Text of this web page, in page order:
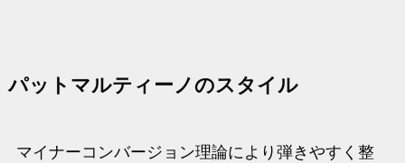
パットマルティーノのスタイル
マイナーコンバージョン理論により弾きやすく整